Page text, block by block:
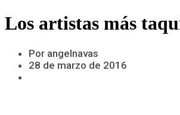
Los artistas más
Por angelnavas
28 de marzo de 2016